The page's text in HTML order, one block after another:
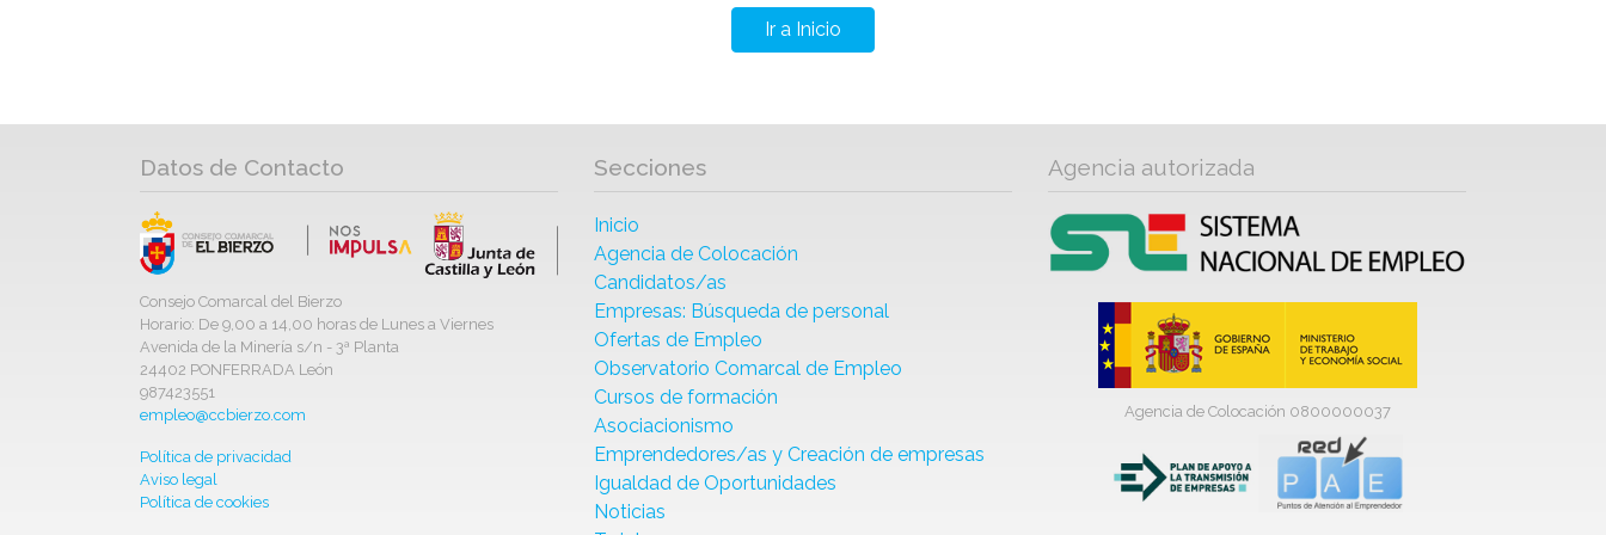
Ir a Inicio
Datos de Contacto
Consejo Comarcal del Bierzo
Horario: De 9,00 a 14,00 horas de Lunes a Viernes
Avenida de la Minería s/n - 3ª Planta
24402 PONFERRADA León
987423551
empleo@ccbierzo.com
Política de privacidad
Aviso legal
Política de cookies
Secciones
Inicio
Agencia de Colocación
Candidatos/as
Empresas: Búsqueda de personal
Ofertas de Empleo
Observatorio Comarcal de Empleo
Cursos de formación
Asociacionismo
Emprendedores/as y Creación de empresas
Igualdad de Oportunidades
Noticias
Agencia autorizada
Agencia de Colocación 0800000037